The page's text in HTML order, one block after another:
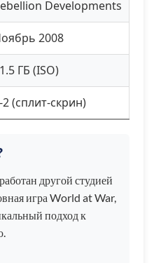
Developments
2008
ГБ (ISO)
2 (сплит-скрин)
другой студией
игра World at War,
подход к